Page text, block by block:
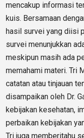
mencakup informasi
kuis. Bersamaan
hasil survei yang diisi
survei menunjukkan
meskipun masih ada
memahami materi. Tri
catatan atau tinjauan
disampaikan oleh Dr.
kebijakan kesehatan,
perbaikan kebijakan
Tri juga memberitahu